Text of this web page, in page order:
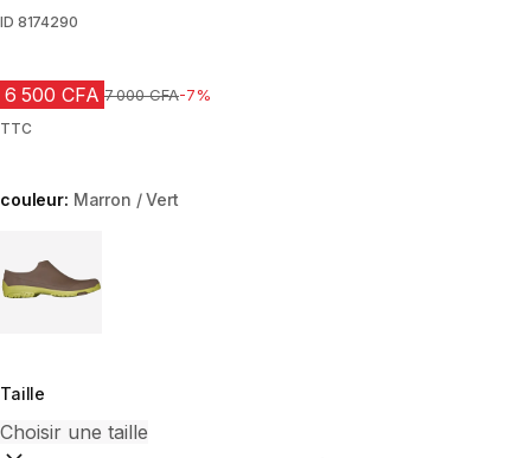
ID 8174290
6 500 CFA Prix avant réduction
7 000 CFA-7%
TTC
couleur: Marron / Vert
Taille